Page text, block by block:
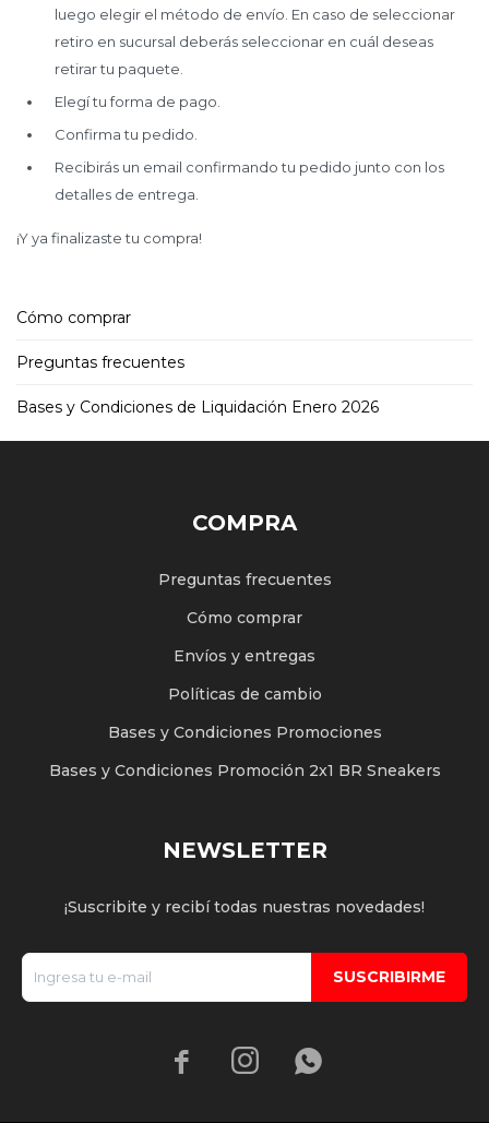
luego elegir el método de envío. En caso de seleccionar
retiro en sucursal deberás seleccionar en cuál deseas
retirar tu paquete.
Elegí tu forma de pago.
Confirma tu pedido.
Recibirás un email confirmando tu pedido junto con los
detalles de entrega.
¡Y ya finalizaste tu compra!
Cómo comprar
Preguntas frecuentes
Bases y Condiciones de Liquidación Enero 2026
COMPRA
Preguntas frecuentes
Cómo comprar
Envíos y entregas
Políticas de cambio
Bases y Condiciones Promociones
Bases y Condiciones Promoción 2x1 BR Sneakers
NEWSLETTER
¡Suscribite y recibí todas nuestras novedades!
SUSCRIBIRME
  